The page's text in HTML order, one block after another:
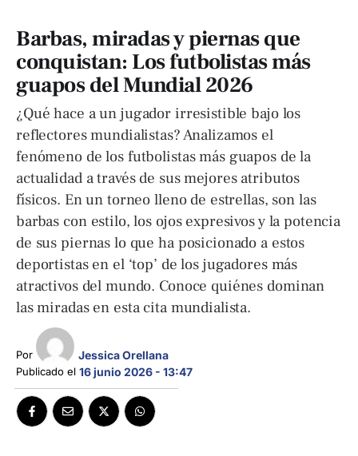
Barbas, miradas y piernas que
conquistan: Los futbolistas más
guapos del Mundial 2026
¿Qué hace a un jugador irresistible bajo los
reflectores mundialistas? Analizamos el
fenómeno de los futbolistas más guapos de la
actualidad a través de sus mejores atributos
físicos. En un torneo lleno de estrellas, son las
barbas con estilo, los ojos expresivos y la potencia
de sus piernas lo que ha posicionado a estos
deportistas en el ‘top’ de los jugadores más
atractivos del mundo. Conoce quiénes dominan
las miradas en esta cita mundialista.
Por Jessica Orellana
Publicado el 16 junio 2026 - 13:47